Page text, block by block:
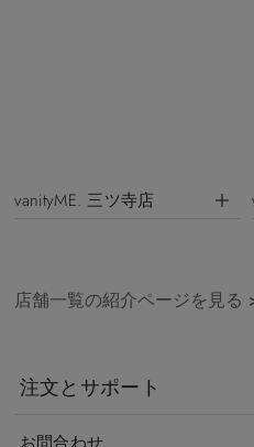
vanityME. 三ツ寺店
店舗一覧の紹介ページを見る
注文とサポート